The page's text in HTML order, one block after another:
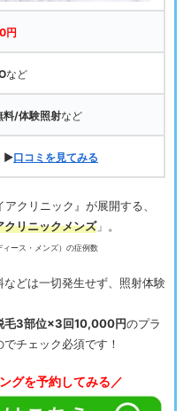
円
など
料/体験照射など
口コミを見てみる
クリニック』が展開する、
クリニックメンズ」。
ース・メンズ）の症例数
どは一切発生せず、照射体験
毛3部位×3回10,000円のプラ
チェック必須です！
グを予約してみる／